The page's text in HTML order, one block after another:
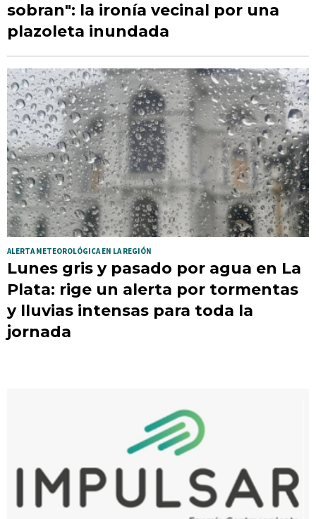
sobran": la ironía vecinal por una
plazoleta inundada
ALERTA METEOROLÓGICA EN LA REGIÓN
Lunes gris y pasado por agua en La
Plata: rige un alerta por tormentas
y lluvias intensas para toda la
jornada